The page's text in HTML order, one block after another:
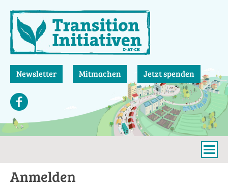
zum
Inhalt
Newsletter Mitmachen Jetzt spenden
Anmelden